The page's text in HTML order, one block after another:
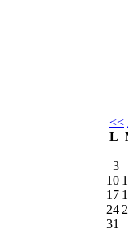
<<
L
3
10
17
24
31